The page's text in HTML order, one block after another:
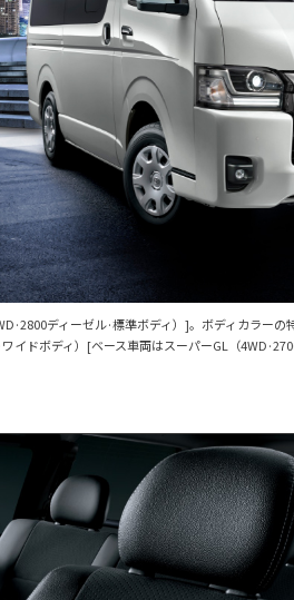
ディーゼル·標準ボディ）]。ボディカラー
イドボディ）[ベース車両はスーパーGL（